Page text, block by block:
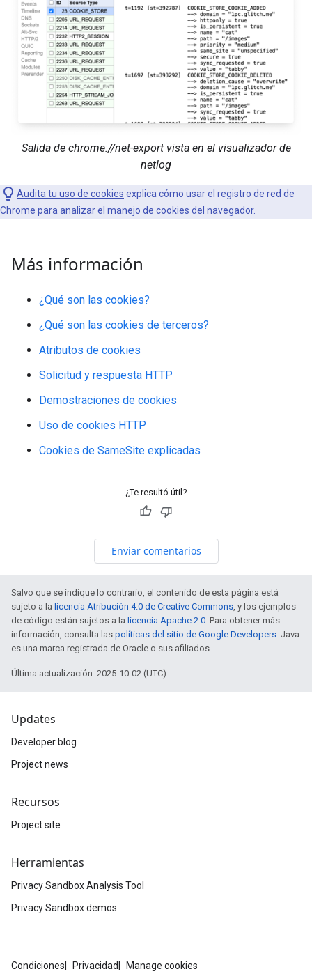
Salida de chrome://net-export vista en el visualizador de
netlog
Audita tu uso de cookies explica cómo usar el registro de red de
Chrome para analizar el manejo de cookies del navegador.
Más información
¿Qué son las cookies?
¿Qué son las cookies de terceros?
Atributos de cookies
Solicitud y respuesta HTTP
Demostraciones de cookies
Uso de cookies HTTP
Cookies de SameSite explicadas
¿Te resultó útil?
Enviar comentarios
Salvo que se indique lo contrario, el contenido de esta página está
sujeto a la licencia Atribución 4.0 de Creative Commons , y los ejemplos
de código están sujetos a la licencia Apache 2.0 . Para obtener más
información, consulta las políticas del sitio de Google Developers . Java
es una marca registrada de Oracle o sus afiliados.
Última actualización: 2025-10-02 (UTC)
Updates
Developer blog
Project news
Recursos
Project site
Herramientas
Privacy Sandbox Analysis Tool
Privacy Sandbox demos
Condiciones Privacidad Manage cookies